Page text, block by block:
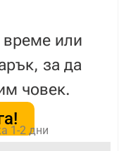
време или
за да
човек.
1-2 дни